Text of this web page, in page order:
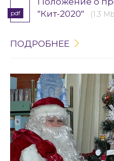
интеллектуальным
pdf
"Кит-2020"
(1.3
ПОДРОБНЕЕ